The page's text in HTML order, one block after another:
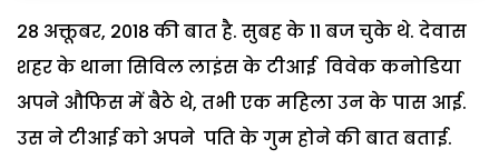
28 अक्तूबर, 2018 की बात है. सुबह के 11 बज चुके थे. देवास
शहर के थाना सिविल लाइंस के टीआई विवेक कनोडिया
अपने औफिस में बैठे थे, तभी एक महिला उन के पास आई.
उस ने टीआई को अपने पति के गुम होने की बात बताई.